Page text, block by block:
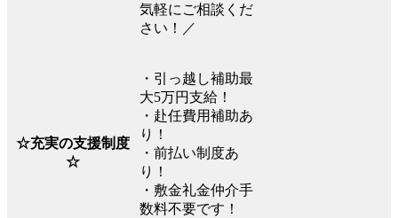
気軽にご相談くだ
さい！／
☆充実の支援制度
☆
・引っ越し補助最
大5万円支給！
・赴任費用補助あ
り！
・前払い制度あ
り！
・敷金礼金仲介手
数料不要です！